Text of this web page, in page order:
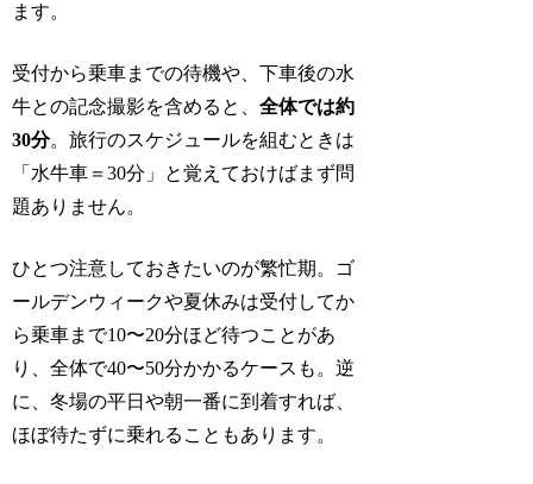
ます。
受付から乗車までの待機や、下車後の水
牛との記念撮影を含めると、全体では約
30分。旅行のスケジュールを組むときは
「水牛車＝30分」と覚えておけばまず問
題ありません。
ひとつ注意しておきたいのが繁忙期。ゴ
ールデンウィークや夏休みは受付してか
ら乗車まで10〜20分ほど待つことがあ
り、全体で40〜50分かかるケースも。逆
に、冬場の平日や朝一番に到着すれば、
ほぼ待たずに乗れることもあります。